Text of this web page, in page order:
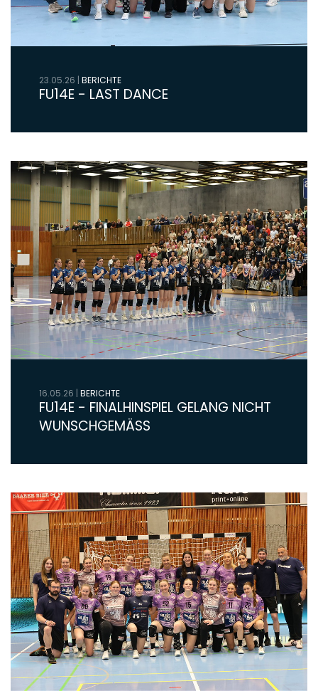
23.05.26 BERICHTE
FU14E - LAST DANCE
16.05.26 | BERICHTE
FU14E - FINALHINSPIEL GELANG NICHT
WUNSCHGEMÄSS